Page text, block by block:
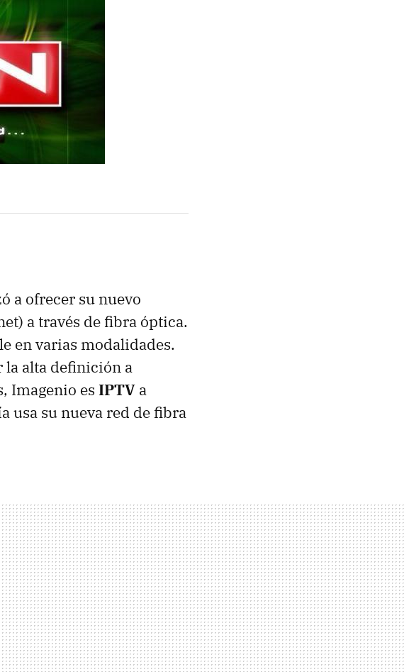
a ofrecer su nuevo
a través de fibra óptica.
en varias modalidades.
la alta definición a
Imagenio es IPTV a
usa su nueva red de fibra